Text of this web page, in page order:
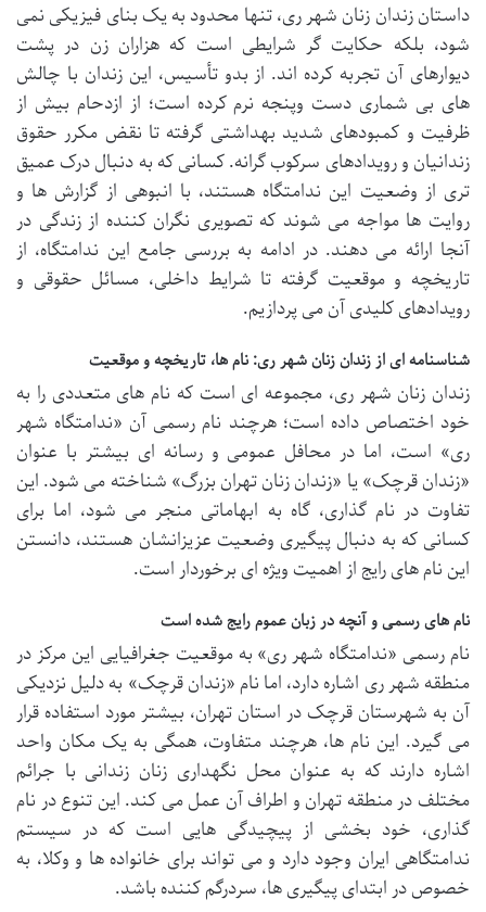
داستان زندان زنان شهر ری، تنها محدود به یک بنای فیزیکی نمی
شود، بلکه حکایت گر شرایطی است که هزاران زن در پشت
دیوارهای آن تجربه کرده اند. از بدو تأسیس، این زندان با چالش
های بی شماری دست وپنجه نرم کرده است؛ از ازدحام بیش از
ظرفیت و کمبودهای شدید بهداشتی گرفته تا نقض مکرر حقوق
زندانیان و رویدادهای سرکوب گرانه. کسانی که به دنبال درک عمیق
تری از وضعیت این ندامتگاه هستند، با انبوهی از گزارش ها و
روایت ها مواجه می شوند که تصویری نگران کننده از زندگی در
آنجا ارائه می دهند. در ادامه به بررسی جامع این ندامتگاه، از
تاریخچه و موقعیت گرفته تا شرایط داخلی، مسائل حقوقی و
رویدادهای کلیدی آن می پردازیم.
شناسنامه ای از زندان زنان شهر ری: نام ها، تاریخچه و موقعیت
زندان زنان شهر ری، مجموعه ای است که نام های متعددی را به
خود اختصاص داده است؛ هرچند نام رسمی آن «ندامتگاه شهر
ری» است، اما در محافل عمومی و رسانه ای بیشتر با عنوان
«زندان قرچک» یا «زندان زنان تهران بزرگ» شناخته می شود. این
تفاوت در نام گذاری، گاه به ابهاماتی منجر می شود، اما برای
کسانی که به دنبال پیگیری وضعیت عزیزانشان هستند، دانستن
این نام های رایج از اهمیت ویژه ای برخوردار است.
نام های رسمی و آنچه در زبان عموم رایج شده است
نام رسمی «ندامتگاه شهر ری» به موقعیت جغرافیایی این مرکز در
منطقه شهر ری اشاره دارد، اما نام «زندان قرچک» به دلیل نزدیکی
آن به شهرستان قرچک در استان تهران، بیشتر مورد استفاده قرار
می گیرد. این نام ها، هرچند متفاوت، همگی به یک مکان واحد
اشاره دارند که به عنوان محل نگهداری زنان زندانی با جرائم
مختلف در منطقه تهران و اطراف آن عمل می کند. این تنوع در نام
گذاری، خود بخشی از پیچیدگی هایی است که در سیستم
ندامتگاهی ایران وجود دارد و می تواند برای خانواده ها و وکلا، به
خصوص در ابتدای پیگیری ها، سردرگم کننده باشد.